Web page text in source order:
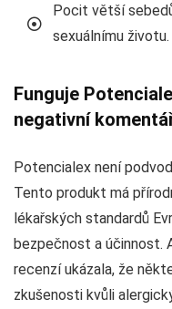
Pocit větší
sexuálnímu životu.
Funguje
negativní
Potencialex není
Tento produkt má
lékařských standardů
bezpečnost a účinnost.
recenzí ukázala, že
zkušenosti kvůli